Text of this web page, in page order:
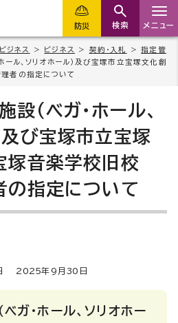
防災 検索 メニュー
ジネス > ビジネス > 契約・入札 >指定管
ル、ソリオホール）及び宝塚市立宝塚文化創
者の指定について
（ベガ・ホール、
及び宝塚市立宝塚
塚音楽学校旧校
の指定について
2025年9月 30 日
ガ・ホール、ソリオホー